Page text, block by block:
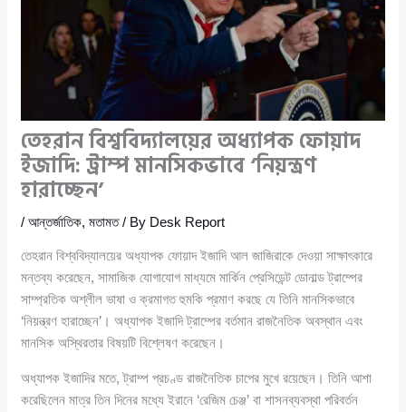
তেহরান বিশ্ববিদ্যালয়ের অধ্যাপক ফোয়াদ
ইজাদি: ট্রাম্প মানসিকভাবে ‘নিয়ন্ত্রণ
হারাচ্ছেন’
/আন্তর্জাতিক,মতামত/ By Desk Report
তেহরান বিশ্ববিদ্যালয়ের অধ্যাপক ফোয়াদ ইজাদি আল জাজিরাকে দেওয়া সাক্ষাৎকারে
মন্তব্য করেছেন, সামাজিক যোগাযোগ মাধ্যমে মার্কিন প্রেসিডেন্ট ডোনাল্ড ট্রাম্পের
সাম্প্রতিক অশ্লীল ভাষা ও ক্রমাগত হুমকি প্রমাণ করছে যে তিনি মানসিকভাবে
‘নিয়ন্ত্রণ হারাচ্ছেন’। অধ্যাপক ইজাদি ট্রাম্পের বর্তমান রাজনৈতিক অবস্থান এবং
মানসিক অস্থিরতার বিষয়টি বিশ্লেষণ করেছেন।
অধ্যাপক ইজাদির মতে, ট্রাম্প প্রচণ্ড রাজনৈতিক চাপের মুখে রয়েছেন। তিনি আশা
করেছিলেন মাত্র তিন দিনের মধ্যে ইরানে ‘রেজিম চেঞ্জ’ বা শাসনব্যবস্থা পরিবর্তন